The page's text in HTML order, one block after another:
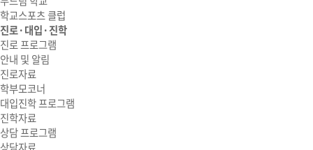
학교스포츠 클럽
진로·대입·진학
진로 프로그램
안내 및 알림
진로자료
학부모코너
대입진학 프로그램
진학자료
상담 프로그램
상담자료